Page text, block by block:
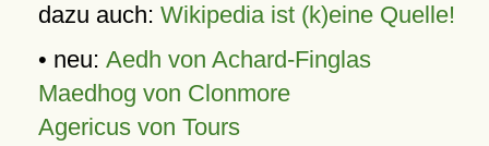
dazu auch: Wikipedia ist (k)eine Quelle!
• neu: Aedh von Achard-Finglas
Maedhog von Clonmore
Agericus von Tours